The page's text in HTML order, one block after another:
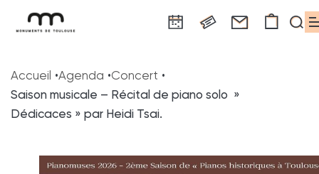
contenu
à
recherche
Accueil Agenda Concert
Saison musicale – Récital de piano solo »
Dédicaces » par Heidi Tsai.